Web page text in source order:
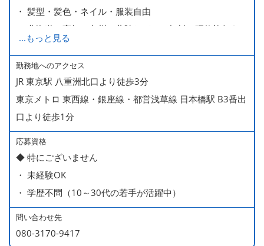
・ 髪型・髪色・ネイル・服装自由
・ 北海道や高知、九州、北陸などへの無料の研修旅行あり
ます
・ 無料の美味しい まかない食 あり
...もっと見る
勤務地へのアクセス
JR 東京駅 八重洲北口より徒歩3分
東京メトロ 東西線・銀座線・都営浅草線 日本橋駅 B3番出
口より徒歩1分
応募資格
◆ 特にございません
・ 未経験OK
・ 学歴不問（10～30代の若手が活躍中）
問い合わせ先
080-3170-9417